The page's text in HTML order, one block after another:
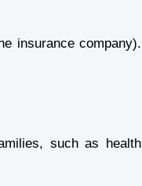
insurance company).
such as health